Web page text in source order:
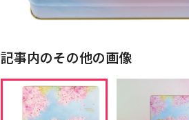
記事内のその他の画像